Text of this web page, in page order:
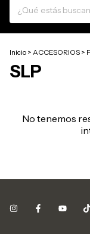
Inicio > ACCESORIOS >
SLP
No tenemos